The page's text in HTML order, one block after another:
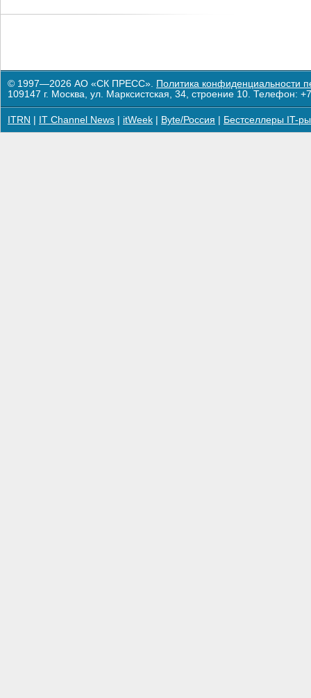
© 1997—2026 АО «СК ПРЕСС». Политика конфиденциальности
109147 г. Москва, ул. Марксистская, 34, строение 10. Телефон:
ITRN IT Channel News itWeek Byte/Россия Бестселлеры IT-